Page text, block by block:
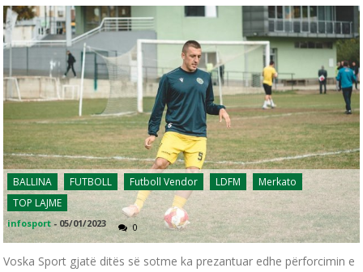
BALLINA FUTBOLL Futboll Vendor LDFM
Merkato
TOP LAJME
infosport - 05/01/2023 0
Voska Sport gjatë ditës së sotme ka prezantuar edhe përforcimin e